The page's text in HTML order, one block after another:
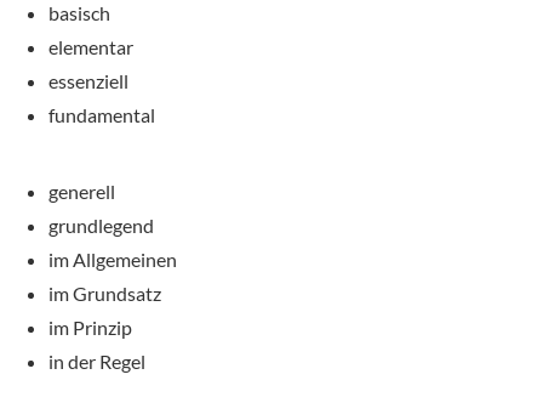
basisch
elementar
essenziell
fundamental
generell
grundlegend
im Allgemeinen
im Grundsatz
im Prinzip
in der Regel